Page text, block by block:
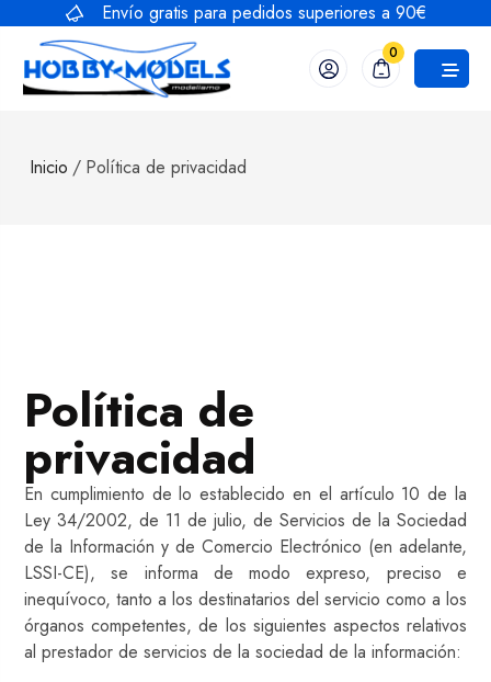
Envío gratis para pedidos superiores a 90€
0
Inicio / Política de privacidad
Política de
privacidad
En cumplimiento de lo establecido en el artículo 10 de la
Ley 34/2002, de 11 de julio, de Servicios de la Sociedad
de la Información y de Comercio Electrónico (en adelante,
LSSI-CE), se informa de modo expreso, preciso e
inequívoco, tanto a los destinatarios del servicio como a los
órganos competentes, de los siguientes aspectos relativos
al prestador de servicios de la sociedad de la información: